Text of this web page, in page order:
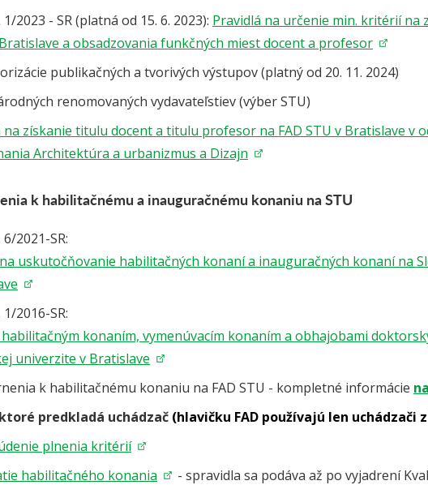
2023 - SR (platná od 15. 6. 2023): Pravidlá na určenie min. kritérií na
a obsadzovania funkčných miest docent a profesor
publikačných a tvorivých výstupov (platný od 20. 11. 2024)
renomovaných vydavateľstiev (výber STU)
získanie titulu docent a titulu profesor na FAD STU v Bratislave v
Architektúra a urbanizmus a Dizajn
k habilitačnému a inauguračnému konaniu na STU
2021-SR:
uskutočňovanie habilitačných konaní a inauguračných konaní na
2016-SR:
konaním, vymenúvacím konaním a obhajobami
univerzite v Bratislave
k habilitačnému konaniu na FAD STU - kompletné informácie
predkladá uchádzač (hlavičku FAD používajú len uchádzači z
plnenia kritérií
habilitačného konania
- spravidla sa podáva až po vyjadrení